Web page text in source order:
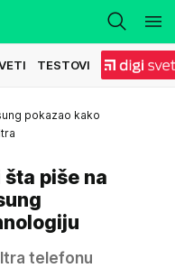
TESTOVI
pokazao kako
piše na
telefonu